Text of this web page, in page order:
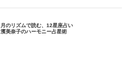
月のリズムで読む、12星座占い